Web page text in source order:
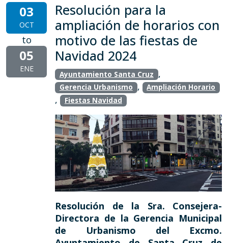
03
OCT
to
05
ENE
Resolución para la
ampliación de horarios con
motivo de las fiestas de
Navidad 2024
Ayuntamiento Santa Cruz ,
Gerencia Urbanismo , Ampliación Horario
, Fiestas Navidad
Resolución de la Sra. Consejera-
Directora de la Gerencia Municipal
de Urbanismo del Excmo.